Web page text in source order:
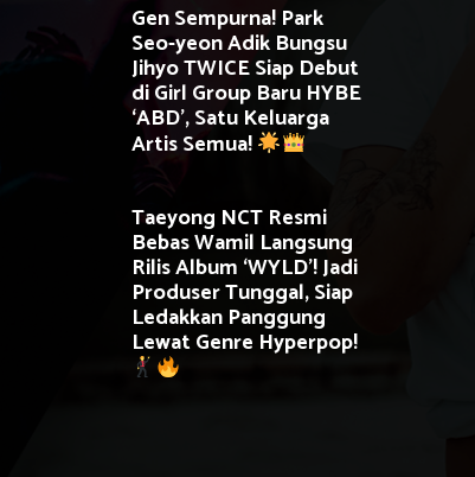
Gen Sempurna! Park
Seo-yeon Adik Bungsu
Jihyo TWICE Siap Debut
di Girl Group Baru HYBE
‘ABD’, Satu Keluarga
Artis Semua!
Taeyong NCT Resmi
Bebas Wamil Langsung
Rilis Album ‘WYLD’! Jadi
Produser Tunggal, Siap
Ledakkan Panggung
Lewat Genre Hyperpop!